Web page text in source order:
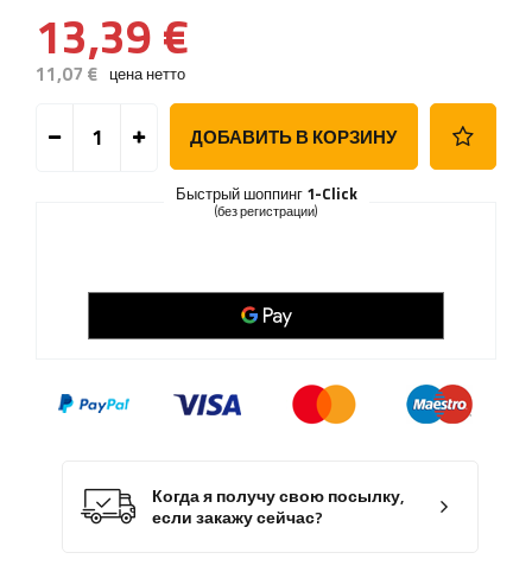
13,39 €
11,07 € цена нетто
ДОБАВИТЬ В КОРЗИНУ
Быстрый шоппинг 1-Click
(без регистрации)
Когда я получу свою посылку,
если закажу сейчас?